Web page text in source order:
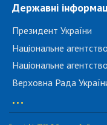
Державні
Президент України
Національне
Національне
Верховна Рада
...